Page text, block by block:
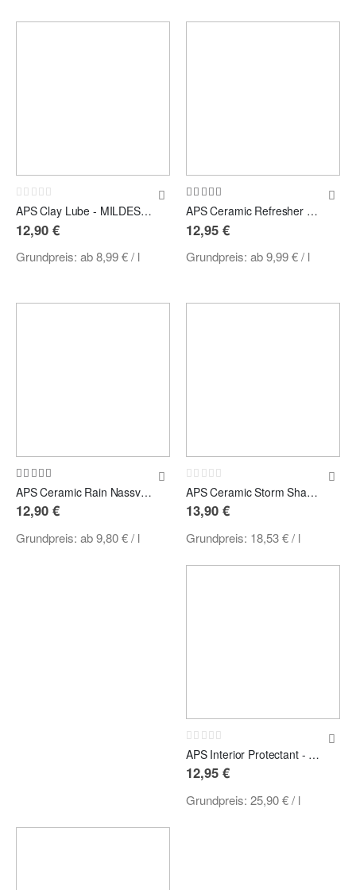
Rating:
0% APS Clay Lube - MILDES GLEITMITTEL FÜR REINIGUNGSKNETE
12,90 €
Grundpreis: ab8,99 €/ l
Bewertung:
100% APS Ceramic Refresher Shampoo SAUER
12,95 €
Grundpreis: ab9,99 €/ l
Bewertung:
100% APS Ceramic Rain Nassversiegelung
12,90 €
Grundpreis: ab9,80 €/ l
Rating:
0% APS Ceramic Storm Shampoo mit Versiegelung 750ml
13,90 €
Grundpreis: 18,53 €/ l
Rating:
0% APS Interior Protectant - Kunststoffpflege 500ml
12,95 €
Grundpreis: 25,90 €/ l